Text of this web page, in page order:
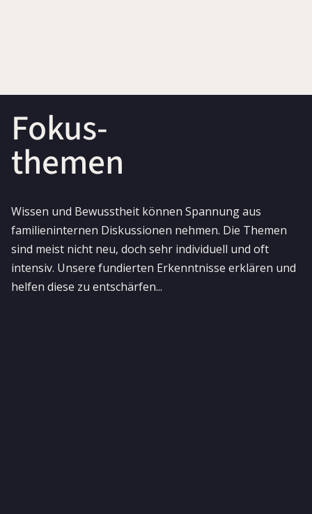
Fokus-
themen
Wissen und Bewusstheit können Spannung aus
familieninternen Diskussionen nehmen. Die Themen
sind meist nicht neu, doch sehr individuell und oft
intensiv. Unsere fundierten Erkenntnisse erklären und
helfen diese zu entschärfen...